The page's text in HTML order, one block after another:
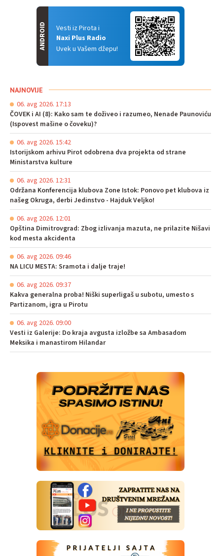
Vesti iz Pirota i
Naxi Plus Radio
Uvek u Vašem džepu!
ANDROID
NAJNOVIJE
06. avg 2026. 17:13
ČOVEK i AI (8): Kako sam te doživeo i razumeo, Nenade Paunoviću
(Ispovest mašine o čoveku)?
06. avg 2026. 15:42
Istorijskom arhivu Pirot odobrena dva projekta od strane
Ministarstva kulture
06. avg 2026. 12:31
Održana Konferencija klubova Zone Istok: Ponovo pet klubova iz
našeg Okruga, derbi Jedinstvo - Hajduk Veljko!
06. avg 2026. 12:01
Opština Dimitrovgrad: Zbog izlivanja mazuta, ne prilazite Nišavi
kod mesta akcidenta
06. avg 2026. 09:46
NA LICU MESTA: Sramota i dalje traje!
06. avg 2026. 09:37
Kakva generalna proba! Niški superligaš u subotu, umesto s
Partizanom, igra u Pirotu
06. avg 2026. 09:00
Vesti iz Galerije: Do kraja avgusta izložbe sa Ambasadom
Meksika i manastirom Hilandar